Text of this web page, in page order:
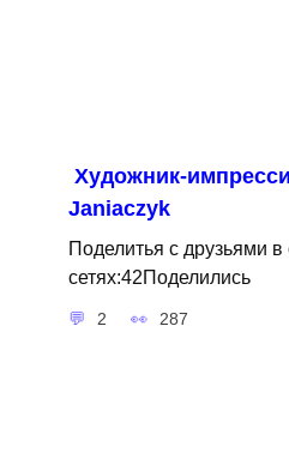
Художник-
Janiaczyk
Поделитья с друзьями
сетях:42Поделились
2 287